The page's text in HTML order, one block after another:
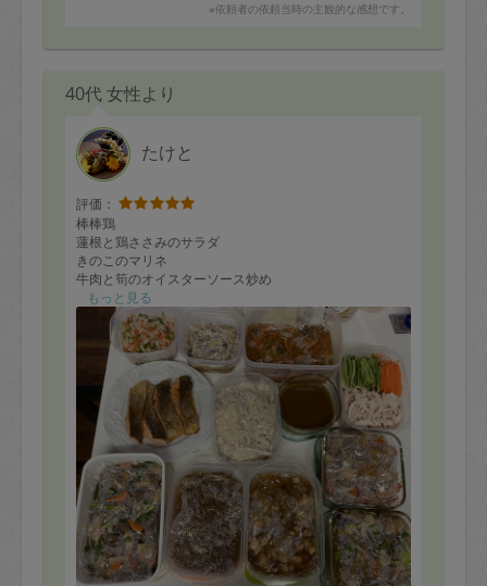
※依頼者の依頼当時の主観的な感想です。
40代 女性より
たけと
評価：
棒棒鶏
蓮根と鶏ささみのサラダ
きのこのマリネ
牛肉と筍のオイスターソース炒め
タラの煮おろし
サーモンのムニエル
八宝菜
親子丼の具
大根と鶏の煮物
胡瓜と大根の和え物
卵スープ
以上のお料理を作って頂きました
今回は事前に献立を吟味する余裕がなく、前日に買える
ものを買い込みました
当日リクエストした数品も家にあるもので間に合わせて
頂き、また、買った冷蔵品は使い切ってくださいました
味も手際も品数も素晴らしく、いつもリクエスト以上の
ことをして頂いて感謝です
ありがとうございました
もっと見る